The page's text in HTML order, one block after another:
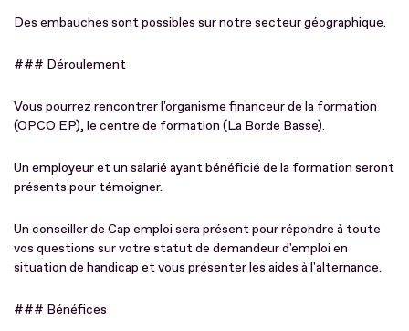
Des embauches sont possibles sur notre secteur géographique.
### Déroulement
Vous pourrez rencontrer l'organisme financeur de la formation
(OPCO EP), le centre de formation (La Borde Basse).
Un employeur et un salarié ayant bénéficié de la formation seront
présents pour témoigner.
Un conseiller de Cap emploi sera présent pour répondre à toute
vos questions sur votre statut de demandeur d'emploi en
situation de handicap et vous présenter les aides à l'alternance.
### Bénéfices